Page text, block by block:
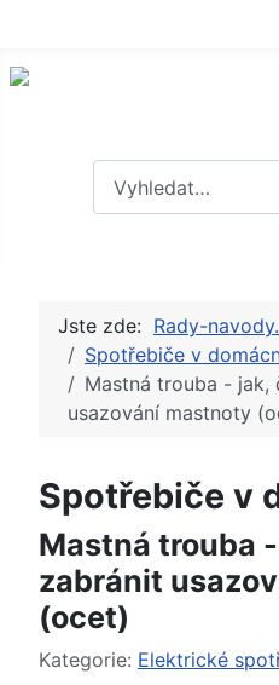
Jste zde: Rady-
Spotřebiče v
Mastná trouba - jak,
usazování mastnoty
Spotřebiče v
Mastná trouba
zabránit
(ocet)
Základní údaje
Kategorie: Elektrické